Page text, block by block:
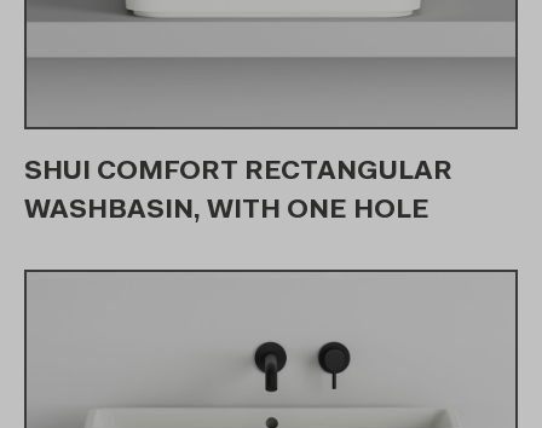
SHUI COMFORT RECTANGULAR
WASHBASIN, WITH ONE HOLE